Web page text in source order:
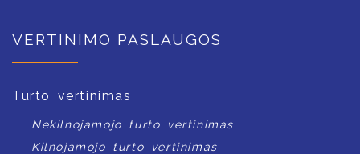
VERTINIMO PASLAUGOS
Turto vertinimas
Nekilnojamojo turto vertinimas
Kilnojamojo turto vertinimas